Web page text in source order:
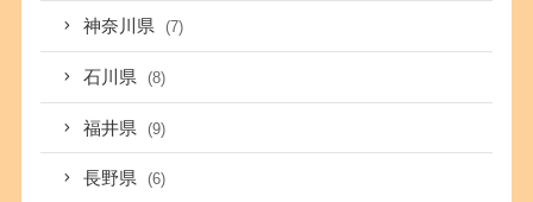
神奈川県 (7)
石川県 (8)
福井県 (9)
長野県 (6)